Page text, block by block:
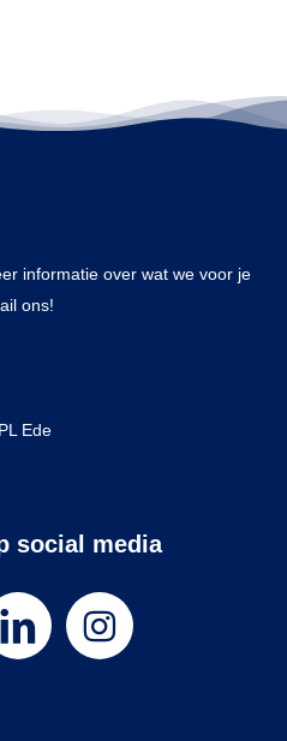
informatie over wat we voor je
ons!
Ede
social media